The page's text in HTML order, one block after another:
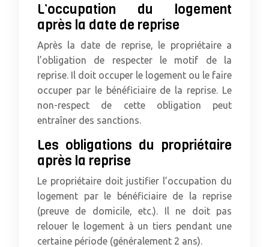
L’occupation du logement
après la date de reprise
Après la date de reprise, le propriétaire a
l’obligation de respecter le motif de la
reprise. Il doit occuper le logement ou le faire
occuper par le bénéficiaire de la reprise. Le
non-respect de cette obligation peut
entraîner des sanctions.
Les obligations du propriétaire
après la reprise
Le propriétaire doit justifier l’occupation du
logement par le bénéficiaire de la reprise
(preuve de domicile, etc.). Il ne doit pas
relouer le logement à un tiers pendant une
certaine période (généralement 2 ans).